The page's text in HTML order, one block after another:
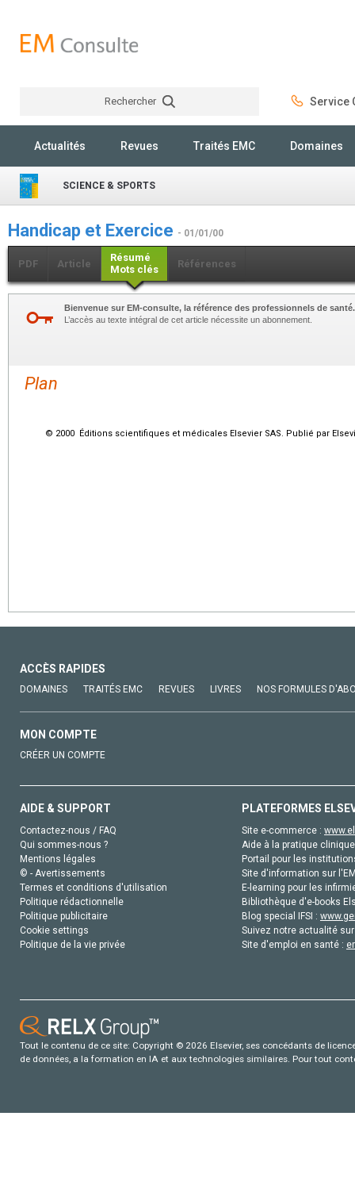
Rechercher Service
Actualités Revues Traités EMC Domaines
SCIENCE & SPORTS
Handicap et Exercice - 01/01/00
PDF Article
Résumé
Mots clés
Références
Bienvenue sur EM-consulte, la référence des professionnels de santé.
L’accès au texte intégral de cet article nécessite un abonnement.
Plan
© 2000 Éditions scientifiques et médicales Elsevier SAS. Publié par
ACCÈS RAPIDES
DOMAINES TRAITÉS EMC REVUES LIVRES NOS FORMULES
MON COMPTE
CRÉER UN COMPTE
AIDE & SUPPORT
Contactez-nous / FAQ
Qui sommes-nous ?
Mentions légales
© - Avertissements
Termes et conditions d'utilisation
Politique rédactionnelle
Politique publicitaire
Cookie settings
Politique de la vie privée
PLATEFORMES
Site e-commerce :
Aide à la pratique
Portail pour les
Site d'information sur
E-learning pour les
Bibliothèque d'e-books
Blog special IFSI :
Suivez notre actualité
Site d'emploi en santé :
Tout le contenu de ce site: Copyright © 2026 Elsevier, ses concédants de
de données, a la formation en IA et aux technologies similaires. Pour tout